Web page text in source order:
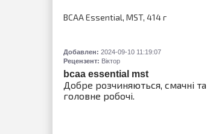
BCAA Essential, MST, 414 г
Добавлен: 2024-09-10 11:19:07
Рецензент: Віктор
bcaa essential mst
Добре розчиняються, смачні та
головне робочі.